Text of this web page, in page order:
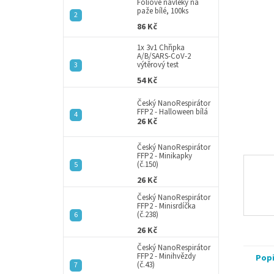
paže bílé, 100ks
86 Kč
1x 3v1 Chřipka
A/B/SARS-CoV-2
výtěrový test
54 Kč
Český NanoRespirátor
FFP2 - Halloween bílá
26 Kč
Český NanoRespirátor
FFP2 - Minikapky
(č.150)
26 Kč
Český NanoRespirátor
FFP2 - Minisrdíčka
(č.238)
26 Kč
Český NanoRespirátor
FFP2 - Minihvězdy
(č.43)